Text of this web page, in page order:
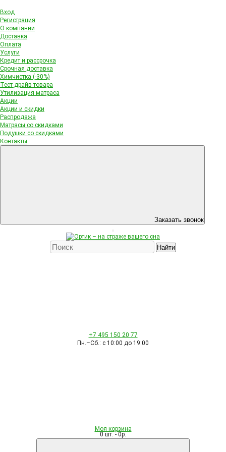
Вход
Регистрация
О компании
Доставка
Оплата
Услуги
Кредит и рассрочка
Срочная доставка
Химчистка (-30%)
Тест драйв товара
Утилизация матраса
Акции
Акции и скидки
Распродажа
Матрасы со скидками
Подушки со скидками
Контакты
Заказать звонок
Найти
+7 495 150 20 77
Пн.–Сб.: с 10:00 до 19:00
Моя корзина
0 шт. - 0р.